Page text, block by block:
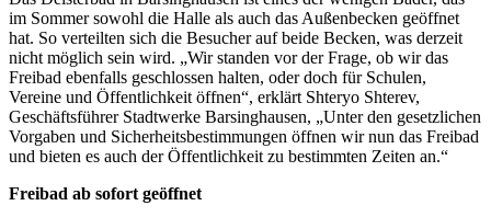
im Sommer sowohl die Halle als auch das Außenbecken geöffnet
hat. So verteilten sich die Besucher auf beide Becken, was derzeit
nicht möglich sein wird. „Wir standen vor der Frage, ob wir das
Freibad ebenfalls geschlossen halten, oder doch für Schulen,
Vereine und Öffentlichkeit öffnen“, erklärt Shteryo Shterev,
Geschäftsführer Stadtwerke Barsinghausen, „Unter den gesetzlichen
Vorgaben und Sicherheitsbestimmungen öffnen wir nun das Freibad
und bieten es auch der Öffentlichkeit zu bestimmten Zeiten an.“
Freibad ab sofort geöffnet